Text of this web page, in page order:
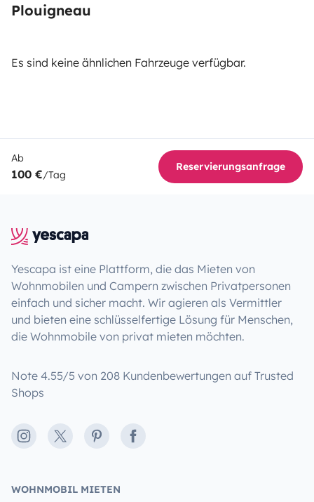
Plouigneau
Es sind keine ähnlichen Fahrzeuge verfügbar.
Ab
100 €/Tag
Reservierungsanfrage
Yescapa ist eine Plattform, die das Mieten von
Wohnmobilen und Campern zwischen Privatpersonen
einfach und sicher macht. Wir agieren als Vermittler
und bieten eine schlüsselfertige Lösung für Menschen,
die Wohnmobile von privat mieten möchten.
Note 4.55/5 von 208 Kundenbewertungen auf Trusted
Shops
Instagram
X PinterestFacebook
WOHNMOBIL MIETEN